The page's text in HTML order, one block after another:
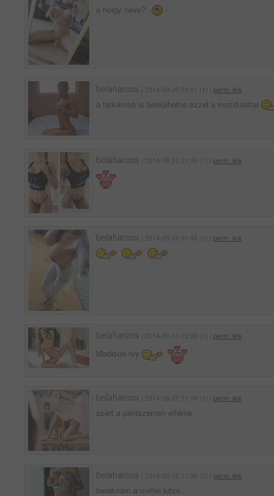
a hölgy neve?
belaharcos | 2014-09-20 01:51 (1) | perm. link
a farkamba is beleülhetne ezzel a mozdulattal
belaharcos | 2014-09-20 01:49 (1) | perm. link
belaharcos | 2014-09-20 01:48 (1) | perm. link
belaharcos | 2014-09-11 22:03 (1) | perm. link
Madison Ivy
belaharcos | 2014-08-25 11:59 (1) | perm. link
azért a péniszemen elférne
belaharcos | 2014-08-25 11:56 (1) | perm. link
beraknám a mellei közé...